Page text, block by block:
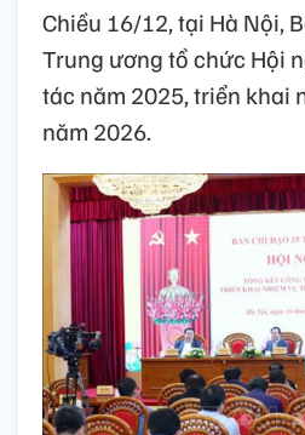
Chiều 16/12, tại Hà Nội,
Trung ương tổ chức Hội
tác năm 2025, triển khai
năm 2026.